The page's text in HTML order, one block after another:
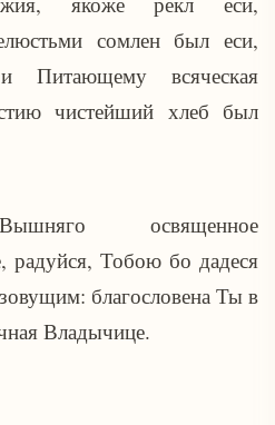
сомлен был еси,
Питающему всяческая
чистейший хлеб был
Вышняго освященное
радуйся, Тобою бо дадеся
благословена Ты в
Владычице.